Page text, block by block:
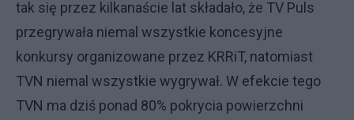
tak się przez kilkanaście lat składało, że TV Puls
przegrywała niemal wszystkie koncesyjne
konkursy organizowane przez KRRiT, natomiast
TVN niemal wszystkie wygrywał. W efekcie tego
TVN ma dziś ponad 80% pokrycia powierzchni